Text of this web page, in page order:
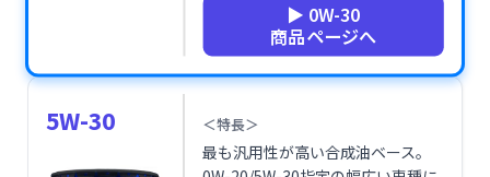
▶ 0W-30
商品ページへ
5W-30 ＜特長＞
最も汎用性が高い合成油ベース。